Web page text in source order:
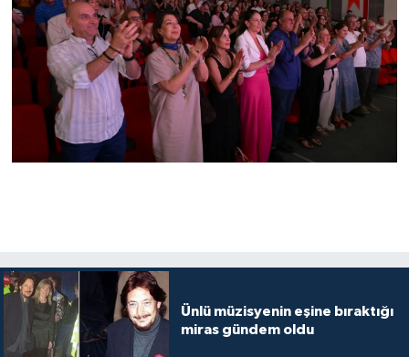
Ünlü müzisyenin eşine bıraktığı
miras gündem oldu